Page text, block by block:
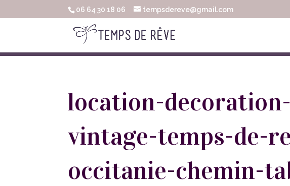
06 64 30 18 06 tempsdereve@gmail.com
location-
vintage-temps-de-
occitanie-chemin-